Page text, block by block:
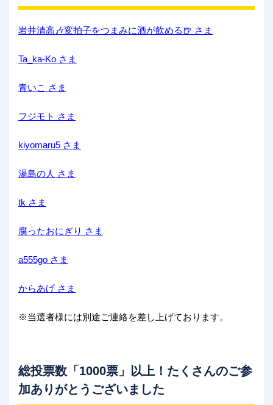
岩井清高🎶変拍子をつまみに酒が飲める🍺 さま
Ta_ka-Ko さま
青いこ さま
フジモト さま
kiyomaru5 さま
湯島の人 さま
tk さま
腐ったおにぎり さま
a555go さま
からあげ さま
※当選者様には別途ご連絡を差し上げております。
総投票数「1000票」以上！たくさんのご参
加ありがとうございました